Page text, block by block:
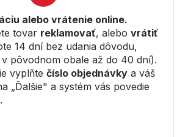
alebo vrátenie online.
tovar reklamovať, alebo vrátiť
14 dní bez udania dôvodu,
pôvodnom obale až do 40 dní).
vyplňte číslo objednávky a váš
„Ďalšie" a systém vás povedie